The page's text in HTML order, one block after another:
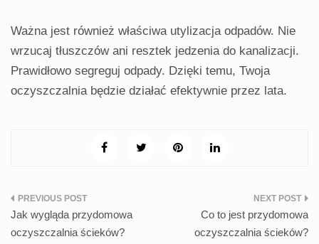
Ważna jest również właściwa utylizacja odpadów. Nie
wrzucaj tłuszczów ani resztek jedzenia do kanalizacji.
Prawidłowo segreguj odpady. Dzięki temu, Twoja
oczyszczalnia będzie działać efektywnie przez lata.
Nawigacja
wpisu
Jak wygląda przydomowa
oczyszczalnia ścieków?
Co to jest przydomowa
oczyszczalnia ścieków?